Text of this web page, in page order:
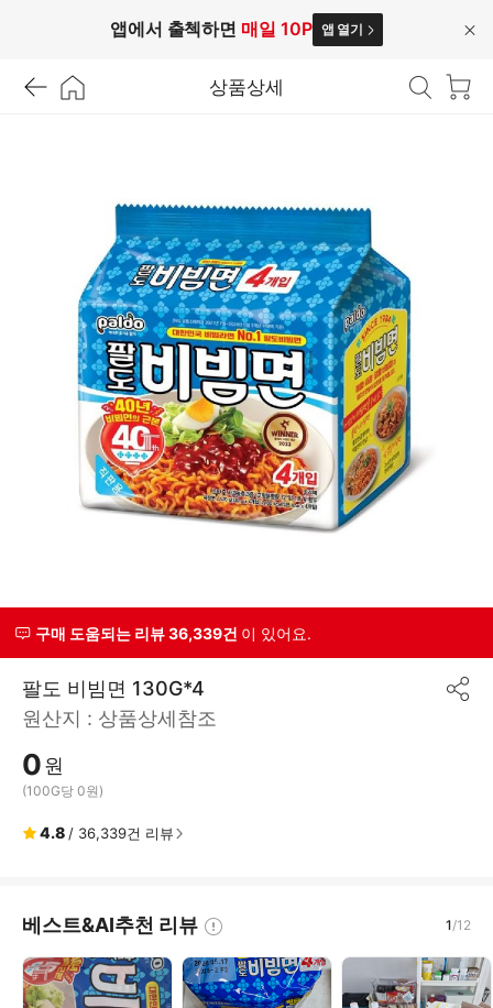
앱에서 출첵하면 매일 10P 앱 열기
닫
상품상세
구매 도움되는 리뷰 36,339건 이 있어요.
팔도 비빔면 130G*4
원산지 : 상품상세참조
0원
(100G당 0원)
4.8 / 36,339건 리뷰
공
베스트&AI추천 리뷰 1/12